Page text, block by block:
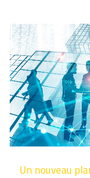
Un nouveau